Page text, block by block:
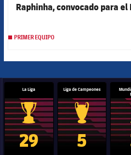
Raphinha, convocado para
PRIMER EQUIPO
La Liga
Trofeo de La Liga
29
Liga de Campeones
Trofeo de la
5